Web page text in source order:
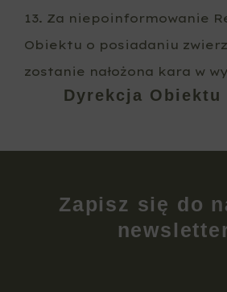
13. Za niepoinformowanie
Obiektu o posiadaniu
zostanie nałożona kara w
Dyrekcja Obiektu
Zapisz się do